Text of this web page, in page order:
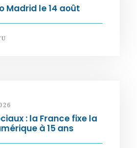
Madrid le 14 août
: la France fixe la
à 15 ans